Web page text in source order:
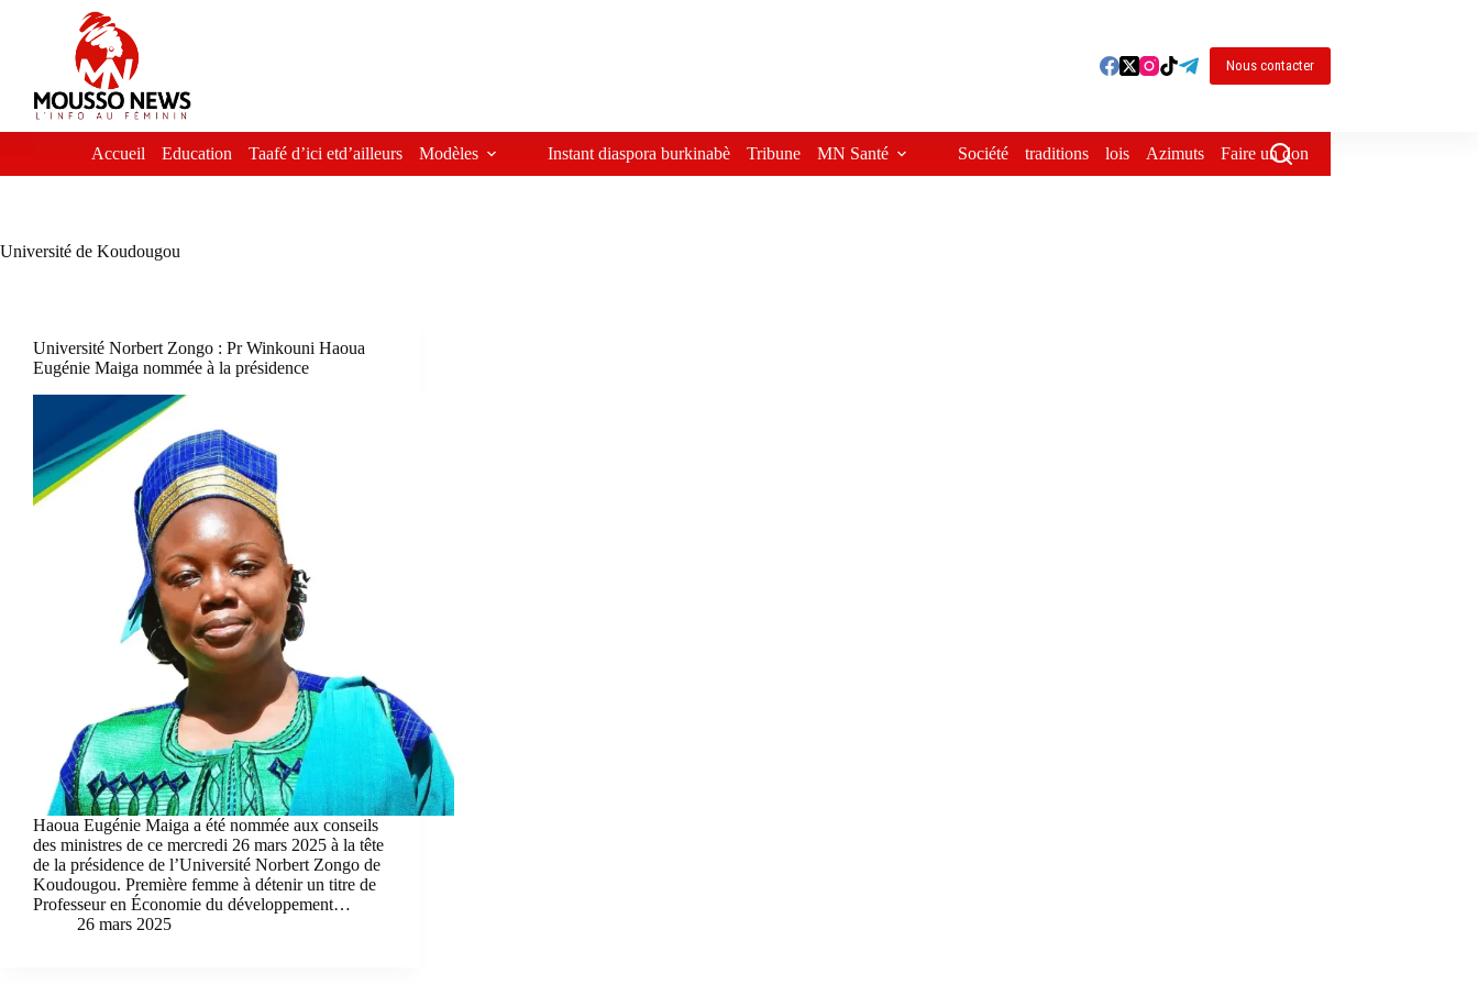
Nous contacter
Accueil Education Taafé d’ici etd’ailleurs Modèles Instant diaspora burkinabè Tribune MN Santé Société traditions lois Azimuts Faire un don
Université de Koudougou
Université Norbert Zongo : Pr Winkouni Haoua
Eugénie Maiga nommée à la présidence
Haoua Eugénie Maiga a été nommée aux conseils
des ministres de ce mercredi 26 mars 2025 à la tête
de la présidence de l’Université Norbert Zongo de
Koudougou. Première femme à détenir un titre de
Professeur en Économie du développement…
26 mars 2025